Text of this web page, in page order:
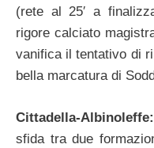
(rete al 25′ a
rigore calciato
vanifica il tentativo di
bella marcatura di
Cittadella-Albinoleffe:
sfida tra due